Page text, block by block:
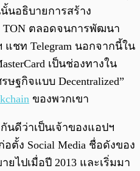
นอธิบายการสร้าง
TON ตลอดจนการพัฒนา
ชท Telegram นอกจากนี้ใน
เป็นช่องทางใน
ษฐกิจแบบ Decentralized”
ของพวกเขา
นดีว่าเป็นเจ้าของแอปฯ
ตั้ง Social Media ชื่อดังของ
ยไปเมื่อปี 2013 และเริ่มมา